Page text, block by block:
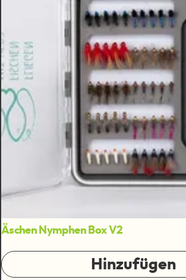
Äschen Nymphen Box V2
Hinzufügen